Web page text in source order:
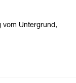
vom Untergrund,